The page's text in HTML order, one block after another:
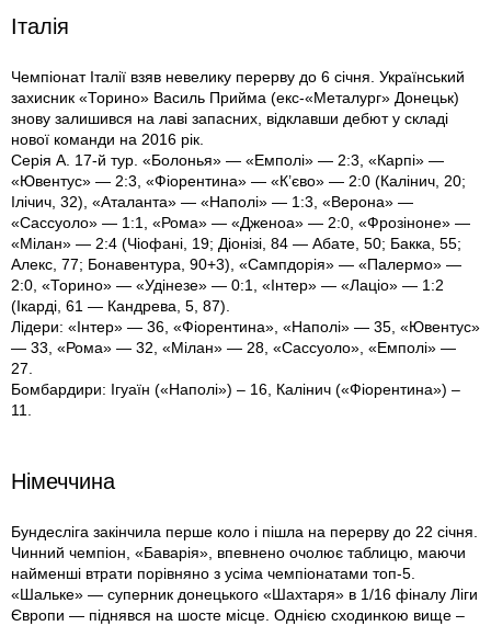
Італія
Чемпіонат Італії взяв невелику перерву до 6 січня. Український
захисник «Торино» Василь Прийма (екс-«Металург» Донецьк)
знову залишився на лаві запасних, відклавши дебют у складі
нової команди на 2016 рік.
Серія А. 17-й тур. «Болонья» — «Емполі» — 2:3, «Карпі» —
«Ювентус» — 2:3, «Фіорентина» — «К’єво» — 2:0 (Калінич, 20;
Ілічич, 32), «Аталанта» — «Наполі» — 1:3, «Верона» —
«Сассуоло» — 1:1, «Рома» — «Дженоа» — 2:0, «Фрозіноне» —
«Мілан» — 2:4 (Чіофані, 19; Діонізі, 84 — Абате, 50; Бакка, 55;
Алекс, 77; Бонавентура, 90+3), «Сампдорія» — «Палермо» —
2:0, «Торино» — «Удінезе» — 0:1, «Інтер» — «Лаціо» — 1:2
(Ікарді, 61 — Кандрева, 5, 87).
Лідери: «Інтер» — 36, «Фіорентина», «Наполі» — 35, «Ювентус»
— 33, «Рома» — 32, «Мілан» — 28, «Сассуоло», «Емполі» —
27.
Бомбардири: Ігуаїн («Наполі») – 16, Калінич («Фіорентина») –
11.
Німеччина
Бундесліга закінчила перше коло і пішла на перерву до 22 січня.
Чинний чемпіон, «Баварія», впевнено очолює таблицю, маючи
найменші втрати порівняно з усіма чемпіонатами топ-5.
«Шальке» — суперник донецького «Шахтаря» в 1/16 фіналу Ліги
Європи — піднявся на шосте місце. Однією сходинкою вище –